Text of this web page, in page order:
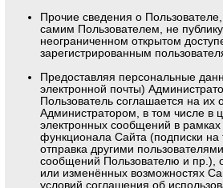
Прочие сведения о
самим Пользователем, не
неограниченном открытом
зарегистрированным
Предоставляя персональные
электронной почты)
Пользователь соглашается на их
Администратором, в том числе в
электронных сообщений в рамках
функционала Сайта (подписки на
отправка другими
сообщений Пользователю и пр.),
или изменённых возможностях
условий соглашения об